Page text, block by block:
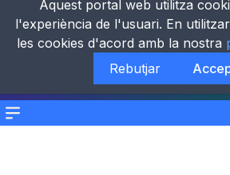
Menu
Aquest portal web utilitza
l'experiència de l'usuari. En
les cookies d'acord amb la nostra
Rebutjar